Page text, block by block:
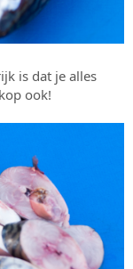
is dat je alles
ook!